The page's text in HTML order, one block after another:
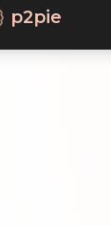
p2pie